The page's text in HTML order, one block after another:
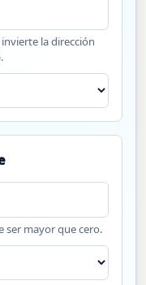
la dirección
ser mayor que cero.